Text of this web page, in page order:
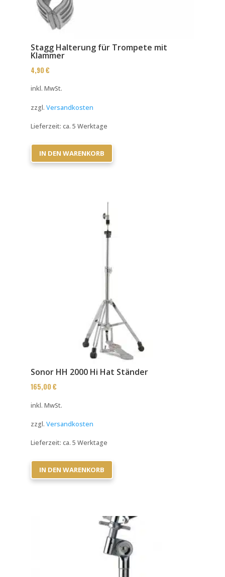
Stagg Halterung für Trompete mit
Klammer
4,90 €
inkl. MwSt.
zzgl. Versandkosten
Lieferzeit: ca. 5 Werktage
IN DEN WARENKORB
Sonor HH 2000 Hi Hat Ständer
165,00 €
inkl. MwSt.
zzgl. Versandkosten
Lieferzeit: ca. 5 Werktage
IN DEN WARENKORB